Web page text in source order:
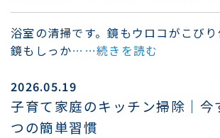
浴室の清掃です。鏡もウロコがこびり
鏡もしっか……続きを読む
2026.05.19
子育て家庭のキッチン掃除｜今
つの簡単習慣